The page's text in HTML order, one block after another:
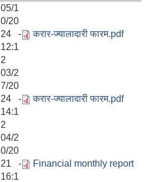
05/1
0/20
24 -
12:1
2
करार-ज्यालादारी फारम.pdf
03/2
7/20
24 -
14:1
2
करार-ज्यालादारी फारम.pdf
04/2
0/20
21 -
16:1
Financial monthly report